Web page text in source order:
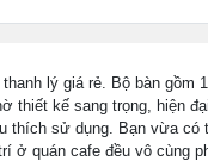
thanh lý giá rẻ. Bộ bàn gồm
thiết kế sang trọng, hiện
thích sử dụng. Bạn vừa có
ở quán cafe đều vô cùng